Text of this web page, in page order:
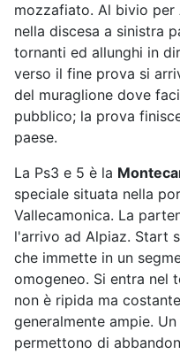
mozzafiato. Al bivio
nella discesa a sinistra
tornanti ed allunghi in
verso il fine prova si
del muraglione dove
pubblico; la prova
paese.
La Ps3 e 5 è la
speciale situata nella
Vallecamonica. La
l'arrivo ad Alpiaz. Start
che immette in un
omogeneo. Si entra nel
non è ripida ma
generalmente ampie.
permettono di